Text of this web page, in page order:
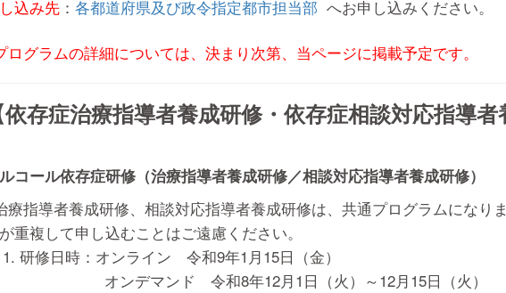
込み先： 各都道府県及び政令指定都市担当部 へお申し込みください。
ログラムの詳細については、決まり次第、当ページに掲載予定です。
依存症治療指導者養成研修・依存症相談対応指導者
コール依存症研修（治療指導者養成研修／相談対応指導者養成研修）
療指導者養成研修、相談対応指導者養成研修は、共通プログラムになり
重複して申し込むことはご遠慮ください。
研修日時：オンライン 令和9年1月15日（金）
オンデマンド 令和8年12月1日（火）～12月15日（火）